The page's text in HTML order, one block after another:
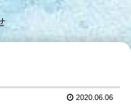
2020.06.06